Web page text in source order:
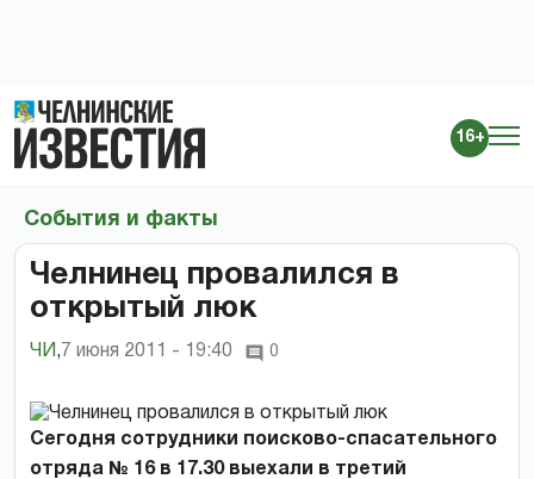
16+
События и факты
Челнинец провалился в
открытый люк
ЧИ , 7 июня 2011 - 19:40 0
Сегодня сотрудники поисково-спасательного
отряда № 16 в 17.30 выехали в третий